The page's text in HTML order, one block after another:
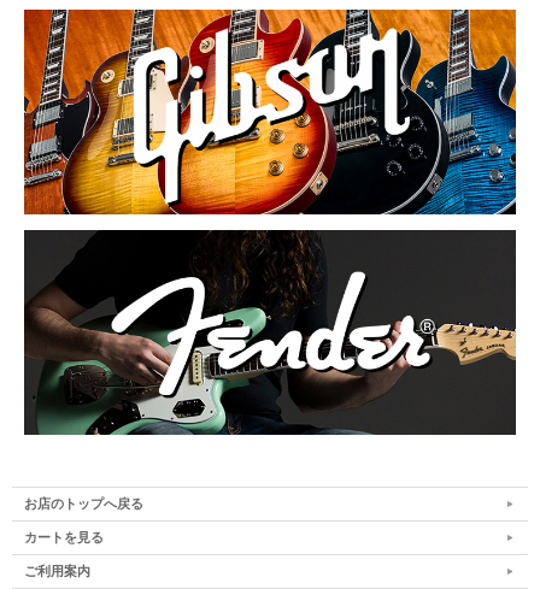
お店のトップへ戻る
カートを見る
ご利用案内